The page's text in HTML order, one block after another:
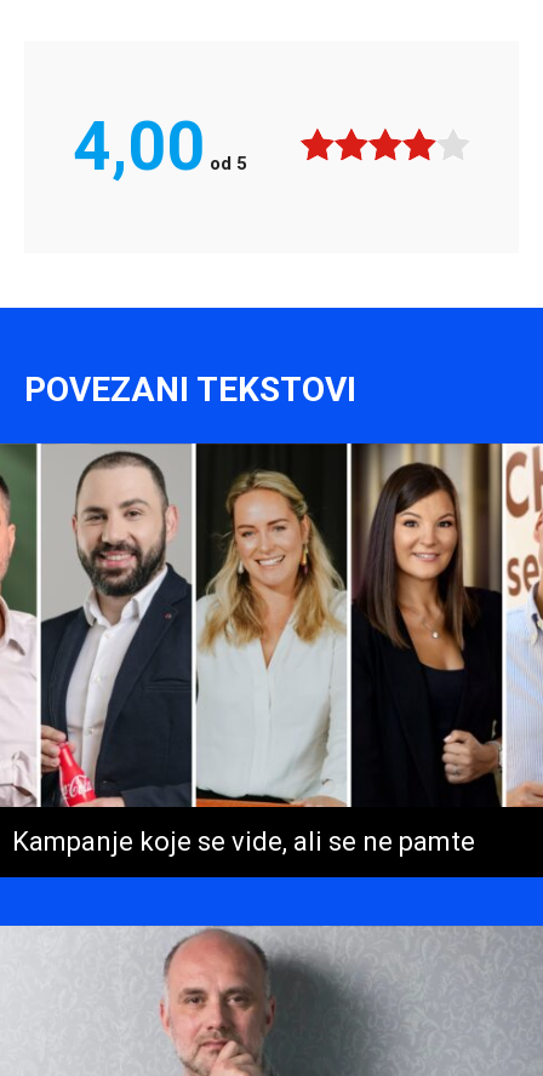
4,00 od 5
POVEZANI TEKSTOVI
Kampanje koje se vide, ali se ne pamte